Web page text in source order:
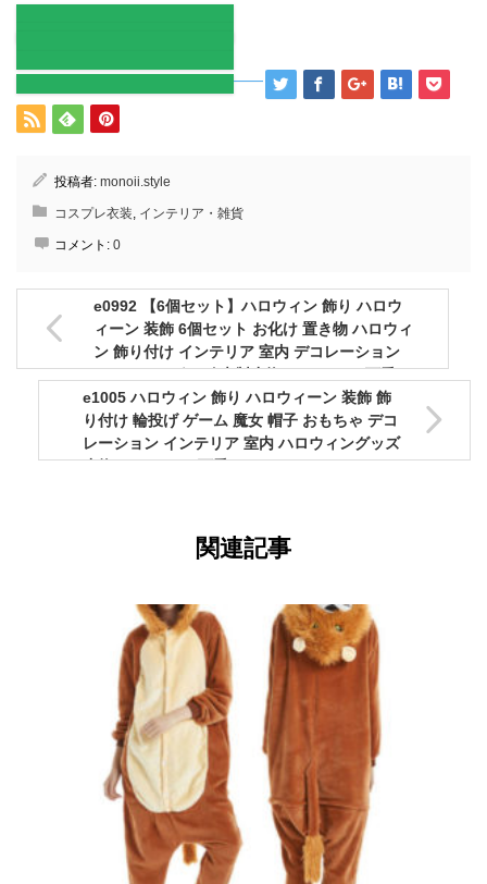
投稿者: monoii.style
コスプレ衣装, インテリア・雑貨
コメント: 0
e0992 【6個セット】ハロウィン 飾り ハロウ
ィーン 装飾 6個セット お化け 置き物 ハロウィ
ン 飾り付け インテリア 室内 デコレーション
ハロウィングッズ 木製小物 パーティー 可愛い
e1005 ハロウィン 飾り ハロウィーン 装飾 飾
り付け 輪投げ ゲーム 魔女 帽子 おもちゃ デコ
レーション インテリア 室内 ハロウィングッズ
小物 パーティー 可愛い
関連記事